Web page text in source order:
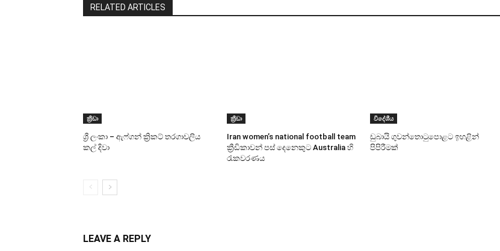
RELATED ARTICLES
ක්‍රීඩා
ශ්‍රී ලංකා – ඇෆ්ගන් ක්‍රිකට් තරගාවලිය
කල් දිවා
ක්‍රීඩා
Iran women’s national football team
ක්‍රීඩිකාවන් පස් දෙනෙකුට Australia හි
රැකවරණය
විදේශීය
ඩුබායි ගුවන්තොටුපොළට ඉහළින්
පිපිරීමක්
LEAVE A REPLY